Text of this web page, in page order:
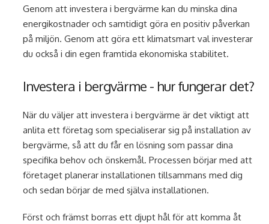
Genom att investera i bergvärme kan du minska dina
energikostnader och samtidigt göra en positiv påverkan
på miljön. Genom att göra ett klimatsmart val investerar
du också i din egen framtida ekonomiska stabilitet.
Investera i bergvärme - hur fungerar det?
När du väljer att investera i bergvärme är det viktigt att
anlita ett företag som specialiserar sig på installation av
bergvärme, så att du får en lösning som passar dina
specifika behov och önskemål. Processen börjar med att
företaget planerar installationen tillsammans med dig
och sedan börjar de med själva installationen.
Först och främst borras ett djupt hål för att komma åt